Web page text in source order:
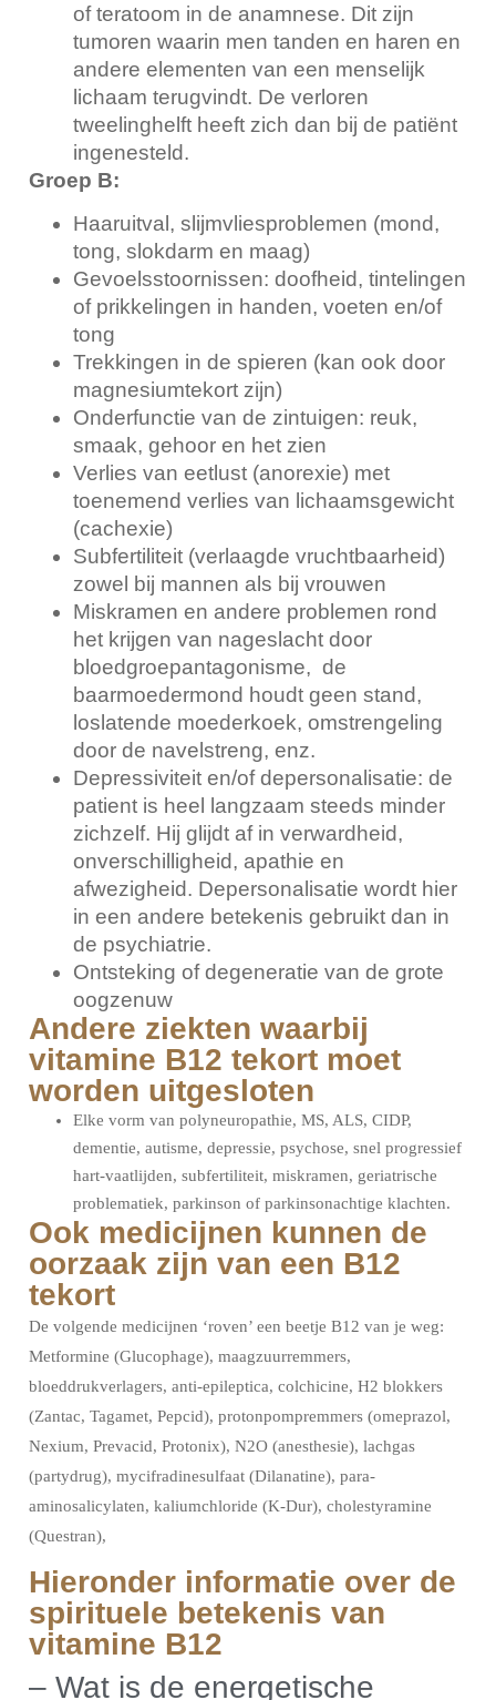
of teratoom in de anamnese. Dit zijn
tumoren waarin men tanden en haren en
andere elementen van een menselijk
lichaam terugvindt. De verloren
tweelinghelft heeft zich dan bij de patiënt
ingenesteld.
Groep B:
Haaruitval, slijmvliesproblemen (mond,
tong, slokdarm en maag)
Gevoelsstoornissen: doofheid, tintelingen
of prikkelingen in handen, voeten en/of
tong
Trekkingen in de spieren (kan ook door
magnesiumtekort zijn)
Onderfunctie van de zintuigen: reuk,
smaak, gehoor en het zien
Verlies van eetlust (anorexie) met
toenemend verlies van lichaamsgewicht
(cachexie)
Subfertiliteit (verlaagde vruchtbaarheid)
zowel bij mannen als bij vrouwen
Miskramen en andere problemen rond
het krijgen van nageslacht door
bloedgroepantagonisme, de
baarmoedermond houdt geen stand,
loslatende moederkoek, omstrengeling
door de navelstreng, enz.
Depressiviteit en/of depersonalisatie: de
patient is heel langzaam steeds minder
zichzelf. Hij glijdt af in verwardheid,
onverschilligheid, apathie en
afwezigheid. Depersonalisatie wordt hier
in een andere betekenis gebruikt dan in
de psychiatrie.
Ontsteking of degeneratie van de grote
oogzenuw
Andere ziekten waarbij
vitamine B12 tekort moet
worden uitgesloten
Elke vorm van polyneuropathie, MS, ALS, CIDP,
dementie, autisme, depressie, psychose, snel progressief
hart-vaatlijden, subfertiliteit, miskramen, geriatrische
problematiek, parkinson of parkinsonachtige klachten.
Ook medicijnen kunnen de
oorzaak zijn van een B12
tekort
De volgende medicijnen ‘roven’ een beetje B12 van je weg:
Metformine (Glucophage), maagzuurremmers,
bloeddrukverlagers, anti-epileptica, colchicine, H2 blokkers
(Zantac, Tagamet, Pepcid), protonpompremmers (omeprazol,
Nexium, Prevacid, Protonix), N2O (anesthesie), lachgas
(partydrug), mycifradinesulfaat (Dilanatine), para-
aminosalicylaten, kaliumchloride (K-Dur), cholestyramine
(Questran),
Hieronder informatie over de
spirituele betekenis van
vitamine B12
– Wat is de energetische